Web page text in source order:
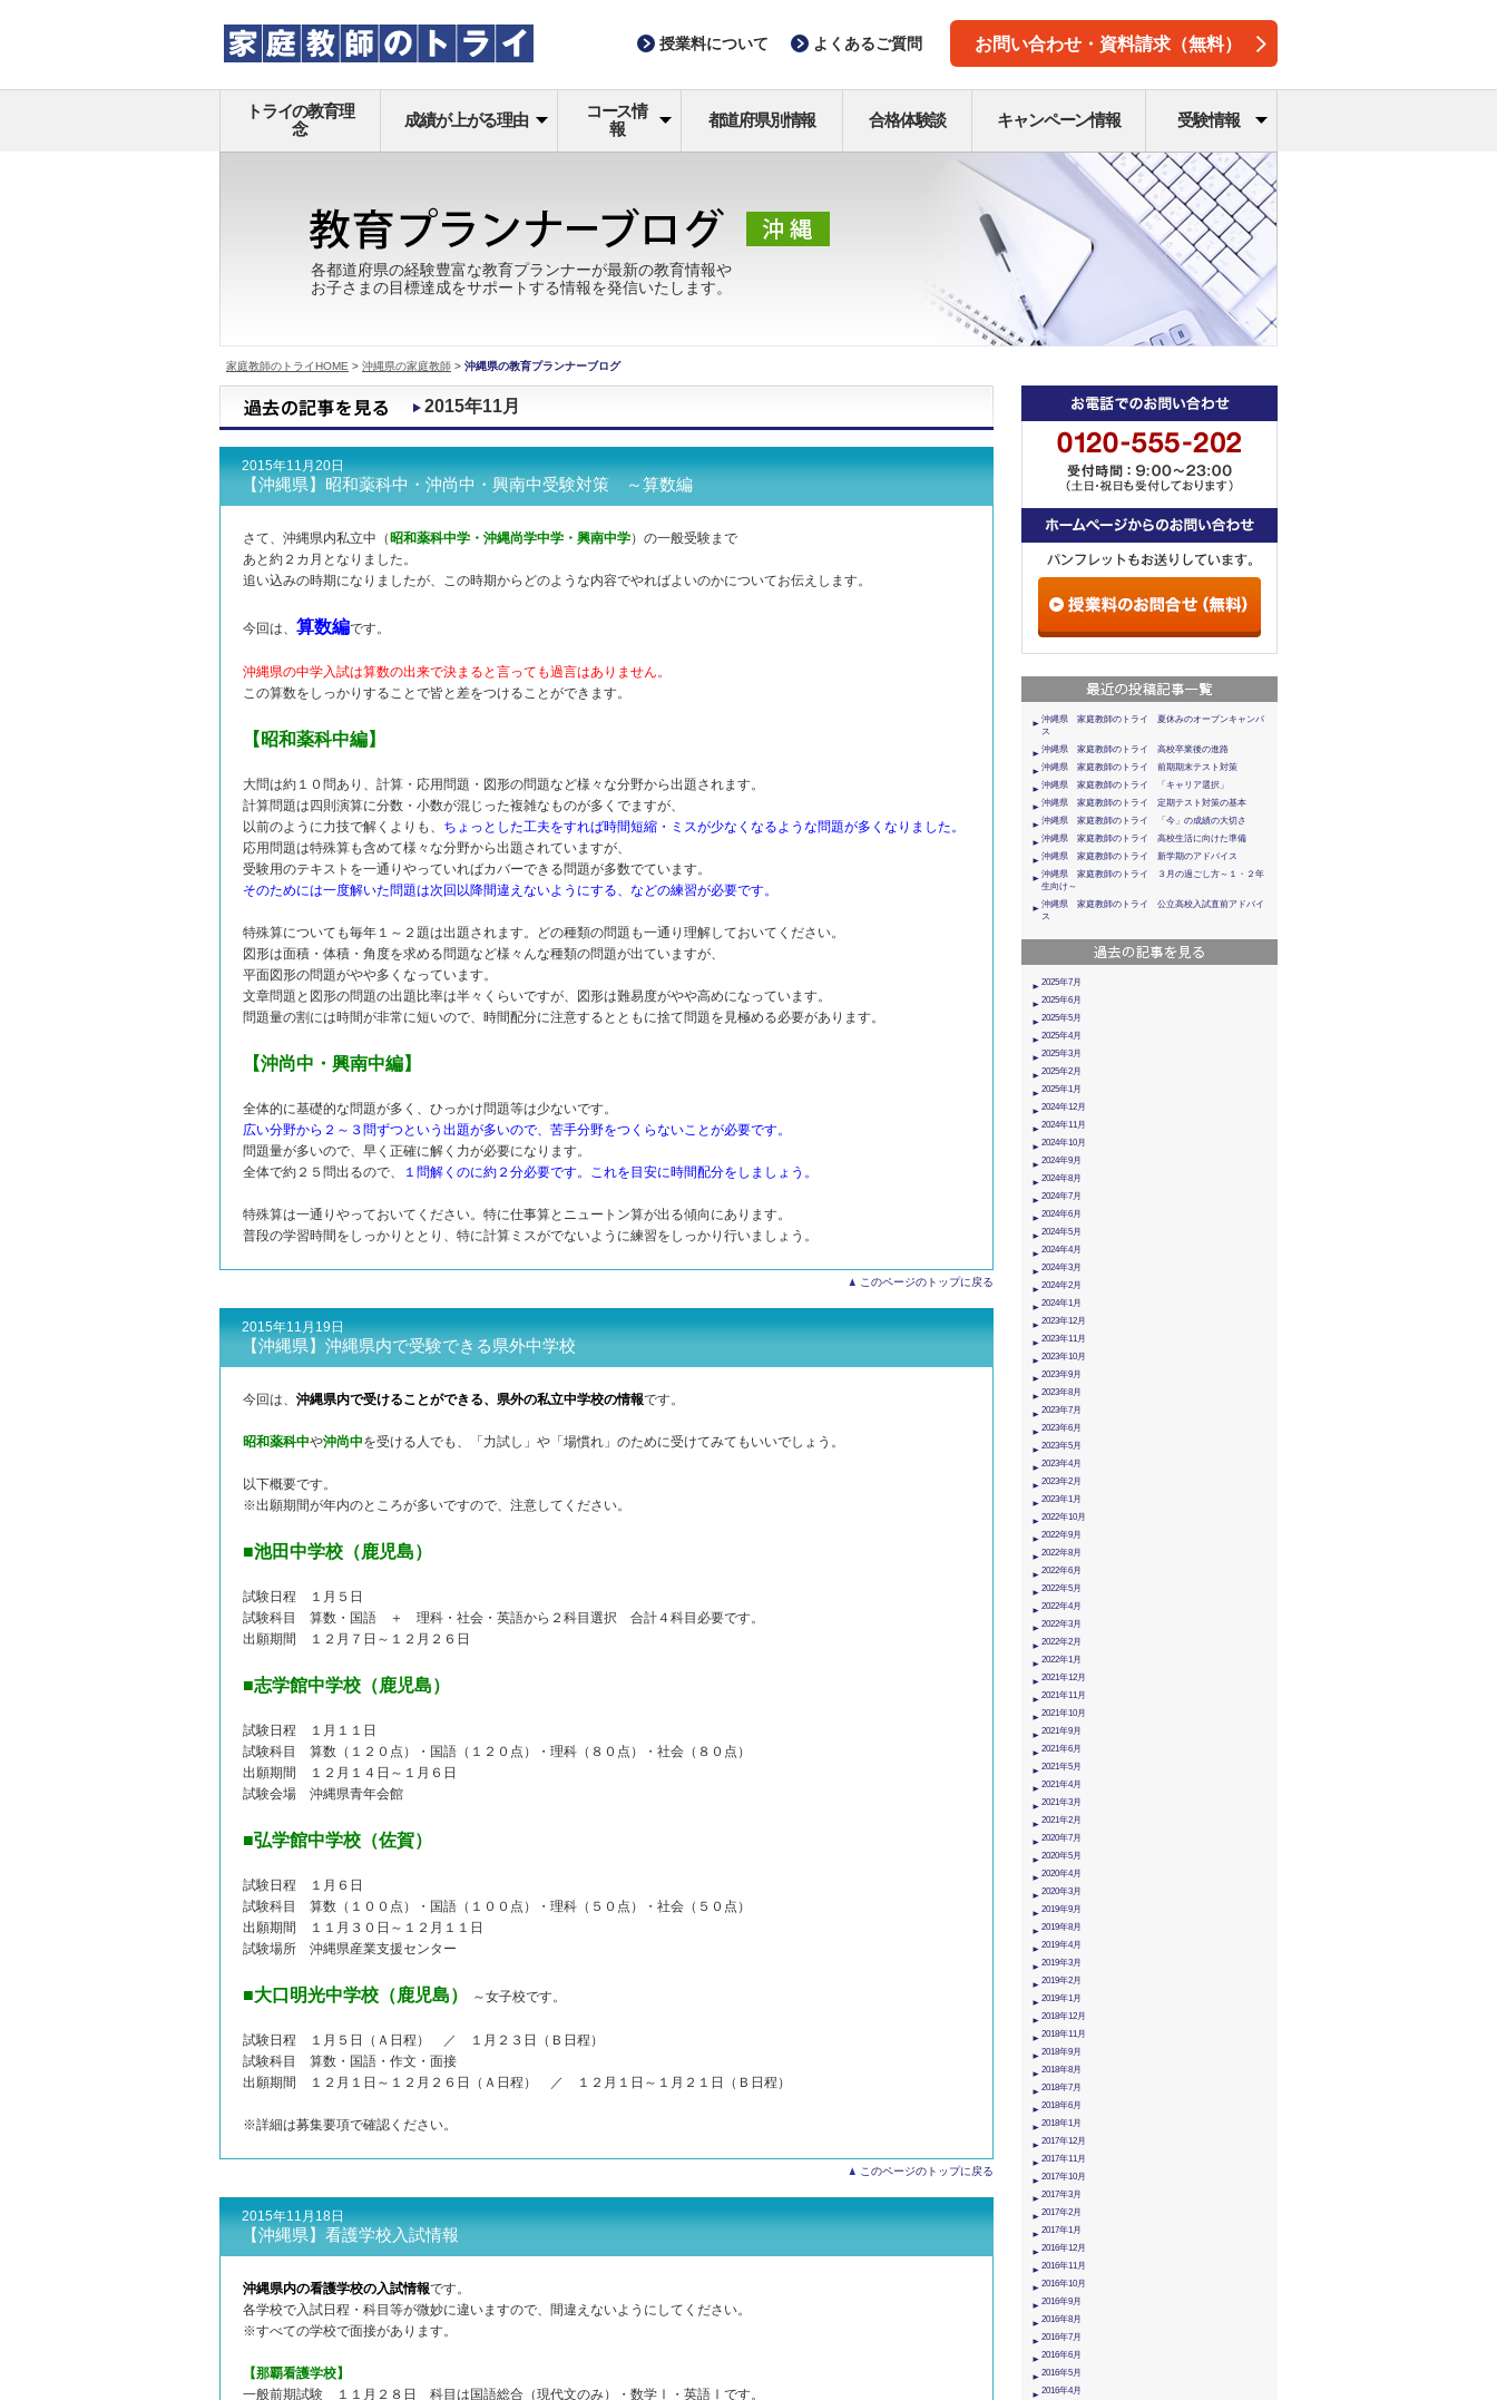
授業料について よくあるご質問 お問い合わせ・資料請求（無料）
トライの教育理
念
成績が上がる理由
コース情
報
都道府県別情報 合格体験談 キャンペーン情報 受験情報
各都道府県の経験豊富な教育プランナーが最新の教育情報や
お子さまの目標達成をサポートする情報を発信いたします。
家庭教師のトライHOME > 沖縄県の家庭教師 > 沖縄県の教育プランナーブログ
2015年11月
2015年11月20日
【沖縄県】昭和薬科中・沖尚中・興南中受験対策 ～算数編
さて、沖縄県内私立中（ 昭和薬科中学・沖縄尚学中学・興南中学）の一般受験まで
あと約２カ月となりました。
追い込みの時期になりましたが、この時期からどのような内容でやればよいのかについてお伝えします。
今回は、 算数編です。
沖縄県の中学入試は算数の出来で決まると言っても過言はありません。
この算数をしっかりすることで皆と差をつけることができます。
【昭和薬科中編】
大問は約１０問あり、計算・応用問題・図形の問題など様々な分野から出題されます。
計算問題は四則演算に分数・小数が混じった複雑なものが多くでますが、
以前のように力技で解くよりも、 ちょっとした工夫をすれば時間短縮・ミスが少なくなるような問題が多くなりました。
応用問題は特殊算も含めて様々な分野から出題されていますが、
受験用のテキストを一通りやっていればカバーできる問題が多数でています。
そのためには一度解いた問題は次回以降間違えないようにする、などの練習が必要です。
特殊算についても毎年１～２題は出題されます。どの種類の問題も一通り理解しておいてください。
図形は面積・体積・角度を求める問題など様々んな種類の問題が出ていますが、
平面図形の問題がやや多くなっています。
文章問題と図形の問題の出題比率は半々くらいですが、図形は難易度がやや高めになっています。
問題量の割には時間が非常に短いので、時間配分に注意するとともに捨て問題を見極める必要があります。
【沖尚中・興南中編】
全体的に基礎的な問題が多く、ひっかけ問題等は少ないです。
広い分野から２～３問ずつという出題が多いので、苦手分野をつくらないことが必要です。
問題量が多いので、早く正確に解く力が必要になります。
全体で約２５問出るので、
１問解くのに約２分必要です。これを目安に時間配分をしましょう。
特殊算は一通りやっておいてください。特に仕事算とニュートン算が出る傾向にあります。
普段の学習時間をしっかりととり、特に計算ミスがでないように練習をしっかり行いましょう。
このページのトップに戻る
2015年11月19日
【沖縄県】沖縄県内で受験できる県外中学校
今回は、 沖縄県内で受けることができる、県外の私立中学校の情報です。
昭和薬科中や沖尚中を受ける人でも、「力試し」や「場慣れ」のために受けてみてもいいでしょう。
以下概要です。
※出願期間が年内のところが多いですので、注意してください。
■池田中学校（鹿児島）
試験日程 １月５日
試験科目 算数・国語 ＋ 理科・社会・英語から２科目選択 合計４科目必要です。
出願期間 １２月７日～１２月２６日
■志学館中学校（鹿児島）
試験日程 １月１１日
試験科目 算数（１２０点）・国語（１２０点）・理科（８０点）・社会（８０点）
出願期間 １２月１４日～１月６日
試験会場 沖縄県青年会館
■弘学館中学校（佐賀）
試験日程 １月６日
試験科目 算数（１００点）・国語（１００点）・理科（５０点）・社会（５０点）
出願期間 １１月３０日～１２月１１日
試験場所 沖縄県産業支援センター
■大口明光中学校（鹿児島） ～女子校です。
試験日程 １月５日（Ａ日程） ／ １月２３日（Ｂ日程）
試験科目 算数・国語・作文・面接
出願期間 １２月１日～１２月２６日（Ａ日程） ／ １２月１日～１月２１日（Ｂ日程）
※詳細は募集要項で確認ください。
このページのトップに戻る
2015年11月18日
【沖縄県】看護学校入試情報
沖縄県内の看護学校の入試情報です。
各学校で入試日程・科目等が微妙に違いますので、間違えないようにしてください。
※すべての学校で面接があります。
【那覇看護学校】
一般前期試験 １１月２８日 科目は国語総合（現代文のみ）・数学Ⅰ・英語Ⅰです。
沖縄県 家庭教師のトライ 夏休みのオープンキャンパ
ス
沖縄県 家庭教師のトライ 高校卒業後の進路
沖縄県 家庭教師のトライ 前期期末テスト対策
沖縄県 家庭教師のトライ 「キャリア選択」
沖縄県 家庭教師のトライ 定期テスト対策の基本
沖縄県 家庭教師のトライ 「今」の成績の大切さ
沖縄県 家庭教師のトライ 高校生活に向けた準備
沖縄県 家庭教師のトライ 新学期のアドバイス
沖縄県 家庭教師のトライ ３月の過ごし方～１・２年
生向け～
沖縄県 家庭教師のトライ 公立高校入試直前アドバイ
ス
2025年7月
2025年6月
2025年5月
2025年4月
2025年3月
2025年2月
2025年1月
2024年12月
2024年11月
2024年10月
2024年9月
2024年8月
2024年7月
2024年6月
2024年5月
2024年4月
2024年3月
2024年2月
2024年1月
2023年12月
2023年11月
2023年10月
2023年9月
2023年8月
2023年7月
2023年6月
2023年5月
2023年4月
2023年2月
2023年1月
2022年10月
2022年9月
2022年8月
2022年6月
2022年5月
2022年4月
2022年3月
2022年2月
2022年1月
2021年12月
2021年11月
2021年10月
2021年9月
2021年6月
2021年5月
2021年4月
2021年3月
2021年2月
2020年7月
2020年5月
2020年4月
2020年3月
2019年9月
2019年8月
2019年4月
2019年3月
2019年2月
2019年1月
2018年12月
2018年11月
2018年9月
2018年8月
2018年7月
2018年6月
2018年1月
2017年12月
2017年11月
2017年10月
2017年3月
2017年2月
2017年1月
2016年12月
2016年11月
2016年10月
2016年9月
2016年8月
2016年7月
2016年6月
2016年5月
2016年4月